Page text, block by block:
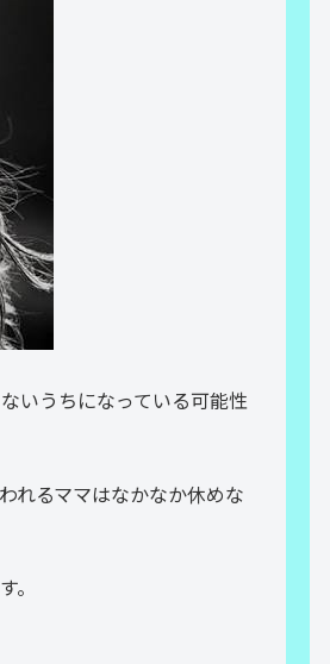
いうちになっている可能性
れるママはなかなか休めな
。